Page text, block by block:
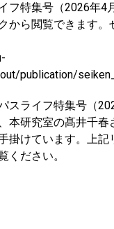
フ特集号（2026年4
から閲覧できます。
publication/
スライフ特集号（
本研究室の髙井千春
掛けています。上記
ください。